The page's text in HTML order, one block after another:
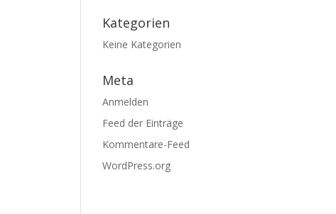
Kategorien
Keine Kategorien
Meta
Anmelden
Feed der Einträge
Kommentare-Feed
WordPress.org